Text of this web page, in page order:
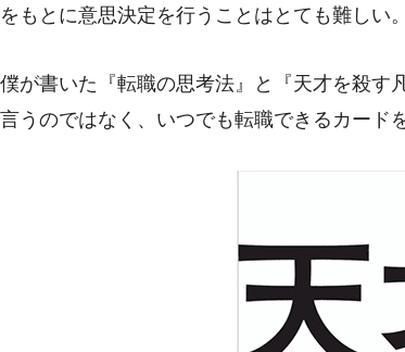
をもとに意思決定を行うことはとても難しい
僕が書いた『転職の思考法』と『天才を殺す
言うのではなく、いつでも転職できるカード